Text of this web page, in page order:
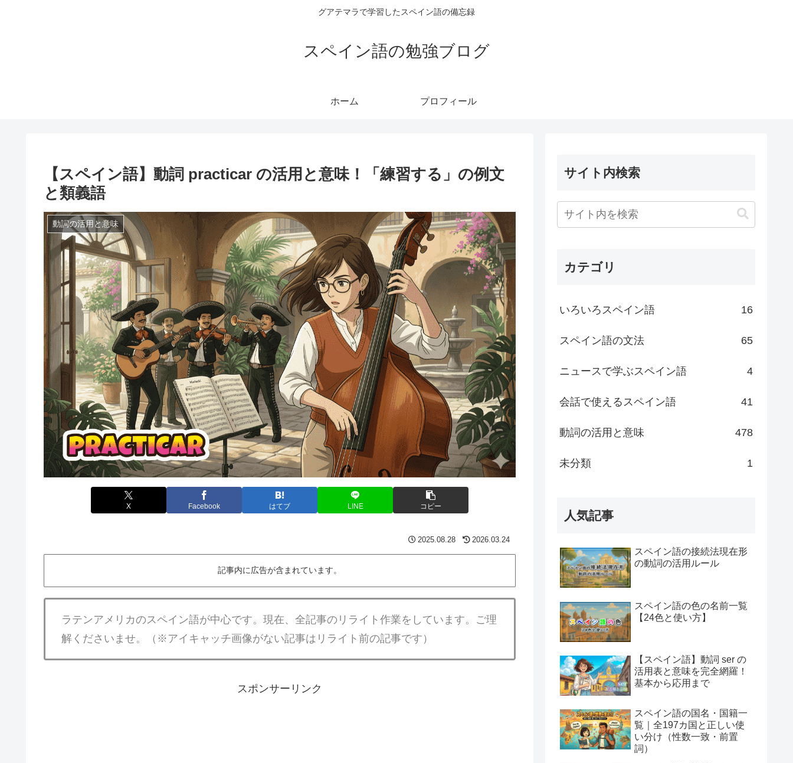
グアテマラで学習したスペイン語の備忘録
スペイン語の勉強ブログ
ホーム プロフィール
【スペイン語】動詞 practicar の活用と意味！「練習する」の例文
と類義語
動詞の活用と意味
X Facebook はてブ LINE コピー
2025.08.28 2026.03.24
記事内に広告が含まれています。
ラテンアメリカのスペイン語が中心です。現在、全記事のリライト作業をしています。ご理
解くださいませ。（※アイキャッチ画像がない記事はリライト前の記事です）
スポンサーリンク
サイト内検索
カテゴリ
いろいろスペイン語 16
スペイン語の文法 65
ニュースで学ぶスペイン語 4
会話で使えるスペイン語 41
動詞の活用と意味 478
未分類 1
人気記事
スペイン語の接続法現在形
の動詞の活用ルール
スペイン語の色の名前一覧
【24色と使い方】
【スペイン語】動詞 ser の
活用表と意味を完全網羅！
基本から応用まで
スペイン語の国名・国籍一
覧｜全197カ国と正しい使
い分け（性数一致・前置
詞）